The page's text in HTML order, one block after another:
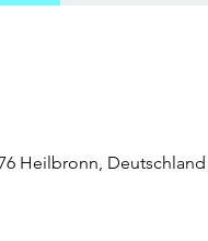
Heilbronn, Deutschland